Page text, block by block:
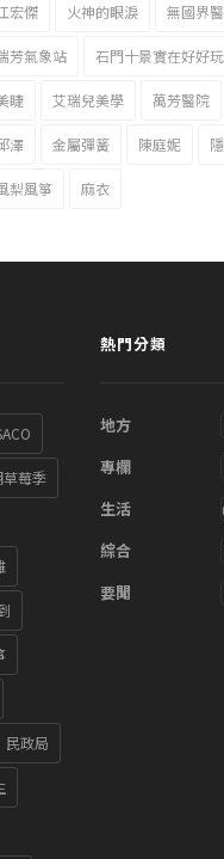
宏傑 火神的眼淚 無國界
芳氣象站 石門十景實在好好玩
睫 艾瑞兒美學 萬芳醫院
澤 金屬彈簧 陳庭妮
梨風箏 麻衣
草莓季
民政局
熱門分類
地方
專欄
生活
綜合
要聞